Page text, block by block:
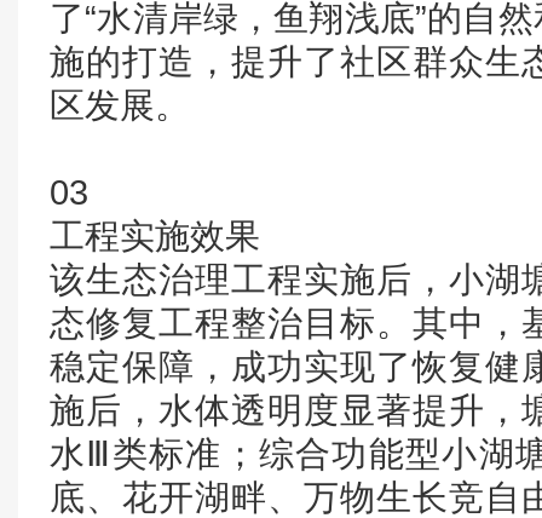
了“水清岸绿，鱼翔浅底”的自
施的打造，提升了社区群众生
区发展。
03
工程实施效果
该生态治理工程实施后，小湖
态修复工程整治目标。其中，
稳定保障，成功实现了恢复健
施后，水体透明度显著提升，
水Ⅲ类标准；综合功能型小湖
底、花开湖畔、万物生长竞自